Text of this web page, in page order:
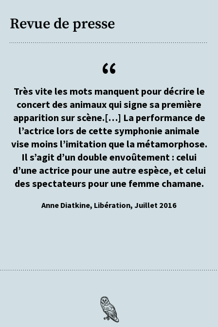
Revue de presse
Très vite les mots manquent pour décrire le
concert des animaux qui signe sa première
apparition sur scène.[…] La performance de
l’actrice lors de cette symphonie animale
vise moins l’imitation que la métamorphose.
Il s’agit d’un double envoûtement : celui
d’une actrice pour une autre espèce, et celui
des spectateurs pour une femme chamane.
Anne Diatkine, Libération, Juillet 2016